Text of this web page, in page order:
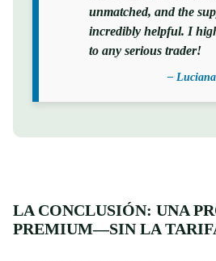
unmatched, and the
incredibly helpful. I
to any serious trader!
–
LA CONCLUSIÓN: UNA
PREMIUM—SIN LA